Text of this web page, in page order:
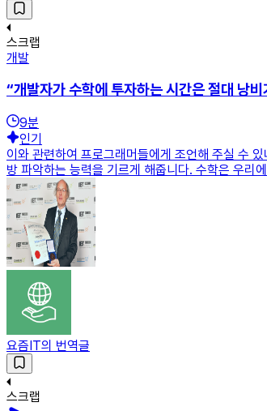
스크랩
개발
“개발자가 수학에 투자하는 시간은 절대 낭
9분
인기
이와 관련하여 프로그래머들에게 조언해 주실 수
방 파악하는 능력을 기르게 해줍니다. 수학은 우리에
요즘IT의 번역글
스크랩